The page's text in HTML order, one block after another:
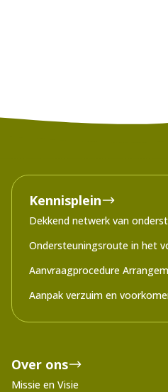
Kennisplein
Dekkend netwerk van
Ondersteuningsroute in het
Aanvraagprocedure
Aanpak verzuim en
Over ons
Missie en Visie